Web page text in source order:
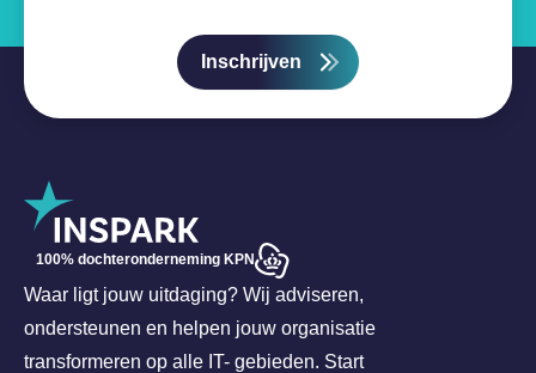
Inschrijven
100% dochteronderneming KPN
Waar ligt jouw uitdaging? Wij adviseren,
ondersteunen en helpen jouw organisatie
transformeren op alle IT- gebieden. Start